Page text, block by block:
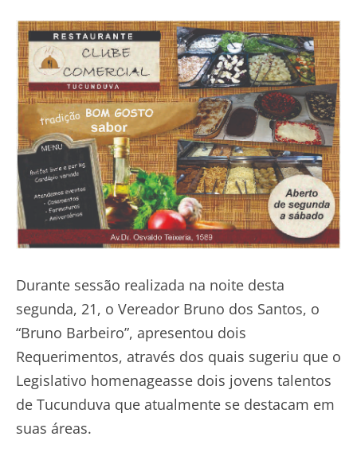
Durante sessão realizada na noite desta
segunda, 21, o Vereador Bruno dos Santos, o
“Bruno Barbeiro”, apresentou dois
Requerimentos, através dos quais sugeriu que o
Legislativo homenageasse dois jovens talentos
de Tucunduva que atualmente se destacam em
suas áreas.